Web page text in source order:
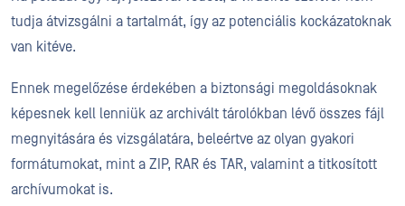
tudja átvizsgálni a tartalmát, így az potenciális kockázatoknak
van kitéve.
Ennek megelőzése érdekében a biztonsági megoldásoknak
képesnek kell lenniük az archivált tárolókban lévő összes fájl
megnyitására és vizsgálatára, beleértve az olyan gyakori
formátumokat, mint a ZIP, RAR és TAR, valamint a titkosított
archívumokat is.